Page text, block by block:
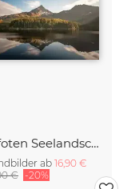
Lofoten Seelandschaft
ab16,90 €
€ -20%